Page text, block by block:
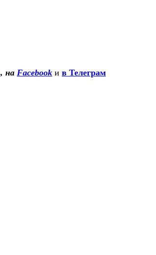
, на Facebook и в Телеграм